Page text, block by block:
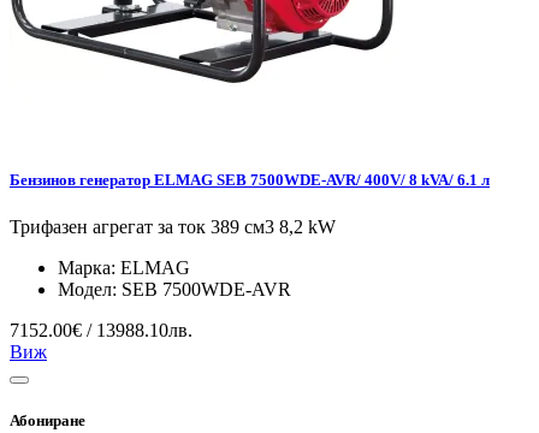
Бензинов генератор ELMAG SEB 7500WDE-AVR/ 400V/ 8 kVA/ 6.1 л
Трифазен агрегат за ток 389 см3 8,2 kW
Марка: ELMAG
Модел: SEB 7500WDE-AVR
7152.00€ / 13988.10лв.
Виж
Абониране